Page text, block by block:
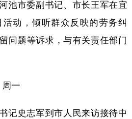
市委副书记、市长王军在宜
动，倾听群众反映的劳务纠
问题等诉求，与有关责任部门
周一
史志军到市人民来访接待中